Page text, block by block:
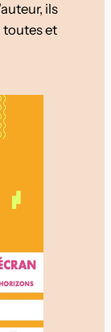
ils
toutes et